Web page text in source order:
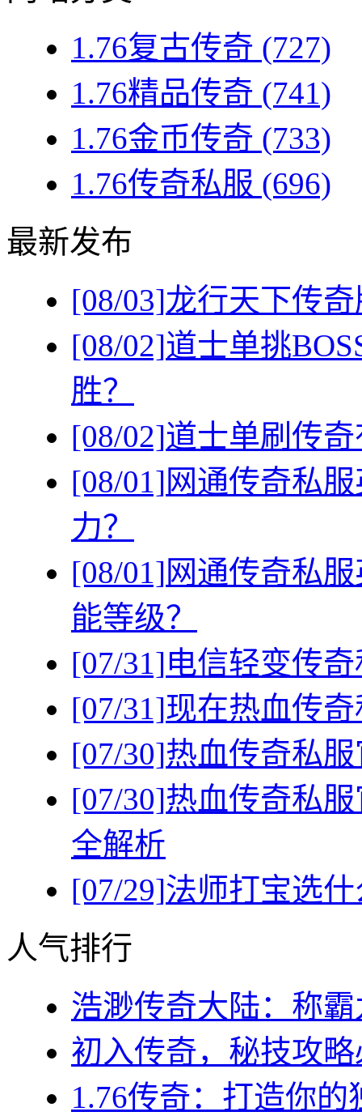
1.76复古传奇 (727)
1.76精品传奇 (741)
1.76金币传奇 (733)
1.76传奇私服 (696)
最新发布
[08/03]龙行天下传
[08/02]道士单挑
胜？
[08/02]道士单刷传
[08/01]网通传奇私
力？
[08/01]网通传奇私
能等级？
[07/31]电信轻变传
[07/31]现在热血传
[07/30]热血传奇私
[07/30]热血传奇私
全解析
[07/29]法师打宝选
人气排行
浩渺传奇大陆：称
初入传奇，秘技攻
1.76传奇：打造你